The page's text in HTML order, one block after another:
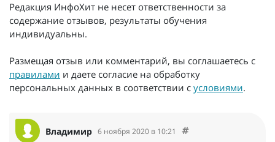
Редакция ИнфоХит не несет ответственности за
содержание отзывов, результаты обучения
индивидуальны.
Размещая отзыв или комментарий, вы соглашаетесь с
правилами и даете согласие на обработку
персональных данных в соответствии с условиями.
Владимир 6 ноября 2020 в 10:21